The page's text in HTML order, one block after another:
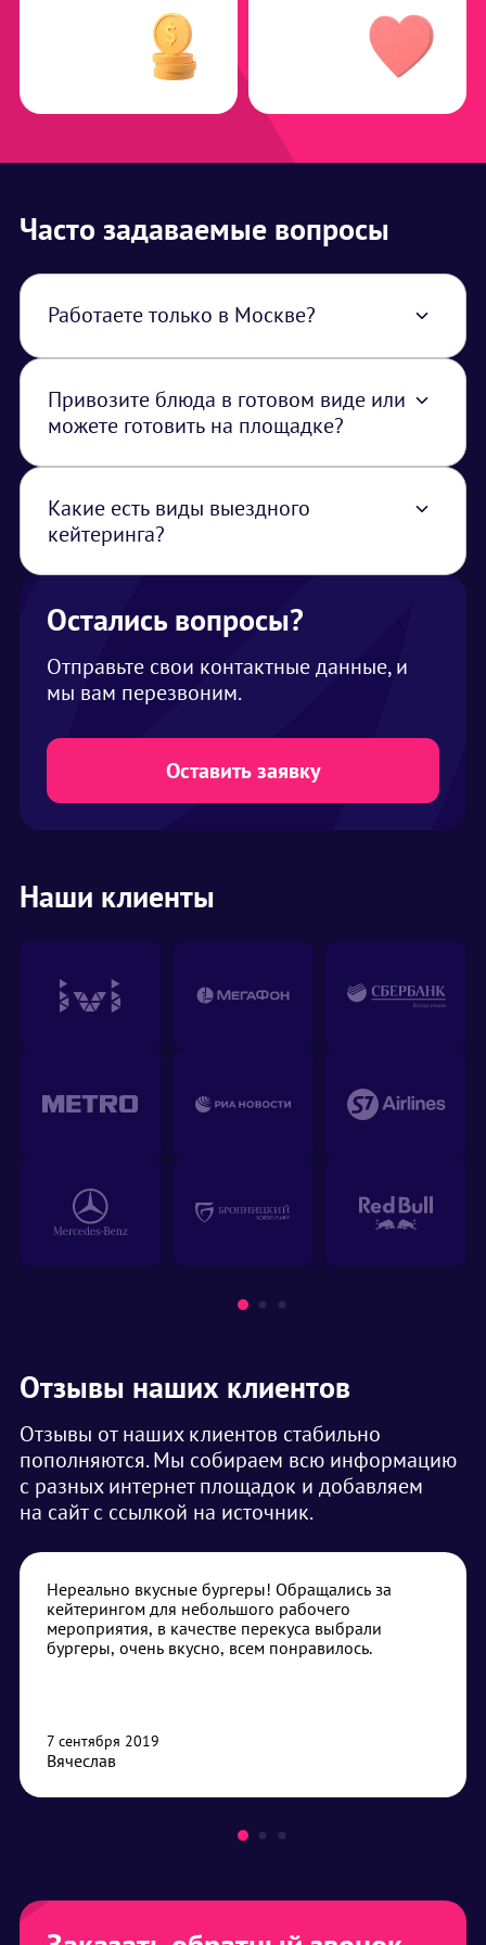
Часто задаваемые вопросы
Работаете только в Москве?
стоимость услуги закладывается логистика
из Москвы
Привозите блюда в готовом виде или
можете готовить на площадке?
приготовить на месте, главное, чтобы было
разрешение от площадки на готовку
(разрешены ли источники открытого дыма
или огня на площадке)
Какие есть виды выездного
кейтеринга?
конференции, семинара), фуршет, банкет,
приветственный коктейль (необычные
напитки и легкие закуски)
Остались вопросы?
Отправьте свои контактные данные, и
мы вам перезвоним.
Оставить заявку
Наши клиенты
Отзывы наших клиентов
Отзывы от наших клиентов стабильно
пополняются. Мы собираем всю информацию
с разных интернет площадок и добавляем
на сайт с ссылкой на источник.
Нереально вкусные бургеры! Обращались за
кейтерингом для небольшого рабочего
мероприятия, в качестве перекуса выбрали
бургеры, очень вкусно, всем понравилось.
7 сентября 2019
Вячеслав